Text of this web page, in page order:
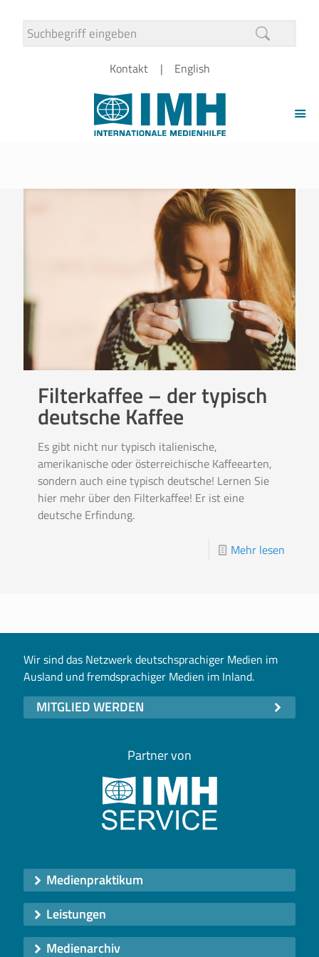
Kontakt English
Filterkaffee – der typisch
deutsche Kaffee
Es gibt nicht nur typisch italienische,
amerikanische oder österreichische Kaffeearten,
sondern auch eine typisch deutsche! Lernen Sie
hier mehr über den Filterkaffee! Er ist eine
deutsche Erfindung.
Mehr lesen
Wir sind das Netzwerk deutschsprachiger Medien im
Ausland und fremdsprachiger Medien im Inland.
MITGLIED WERDEN
Partner von
Medienpraktikum
Leistungen
Medienarchiv